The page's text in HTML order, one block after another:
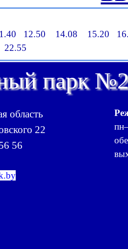
12.50 14.08 15.20
парк
область
22
56